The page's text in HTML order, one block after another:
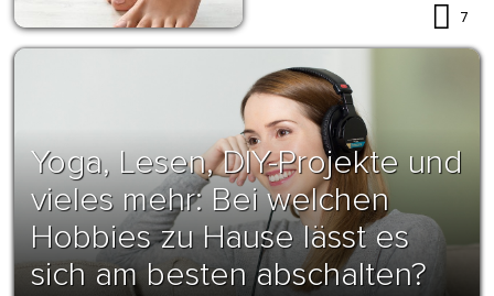
7
Yoga, Lesen, DIY-Projekte und
vieles mehr: Bei welchen
Hobbies zu Hause lässt es
sich am besten abschalten?